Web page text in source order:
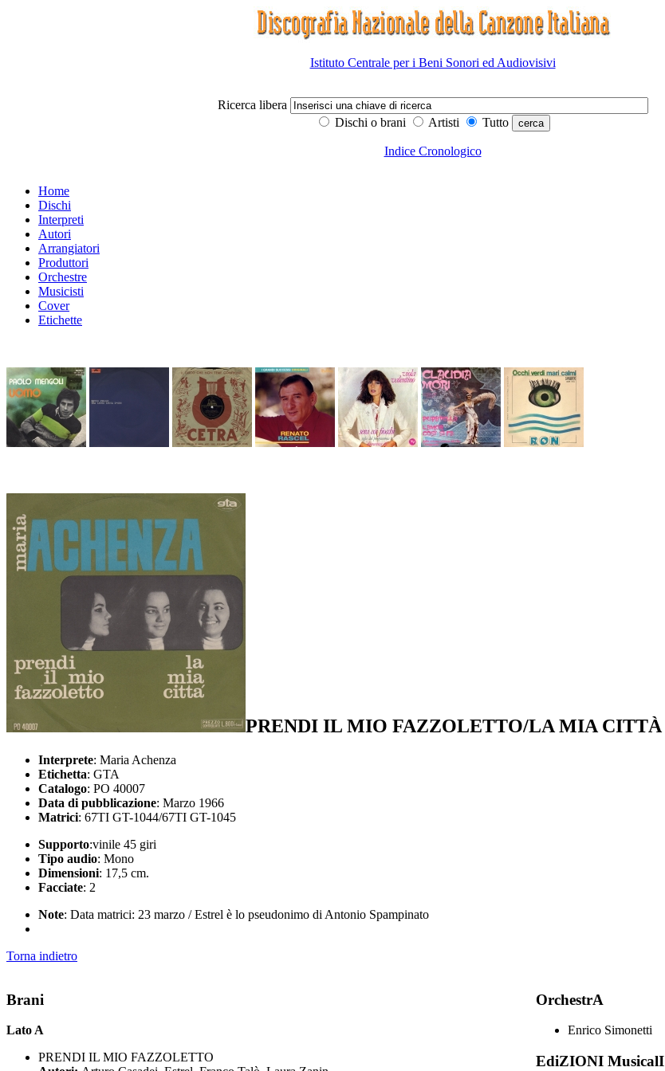
Istituto Centrale per i Beni Sonori ed Audiovisivi
Ricerca libera
Dischi o brani
Artisti Tutto
Indice Cronologico
Home
Dischi
Interpreti
Autori
Arrangiatori
Produttori
Orchestre
Musicisti
Cover
Etichette
PRENDI IL MIO FAZZOLETTO/LA MIA CITTÀ
Interprete: Maria Achenza
Etichetta: GTA
Catalogo: PO 40007
Data di pubblicazione: Marzo 1966
Matrici: 67TI GT-1044/67TI GT-1045
Supporto:vinile 45 giri
Tipo audio: Mono
Dimensioni: 17,5 cm.
Facciate: 2
Note: Data matrici: 23 marzo / Estrel è lo pseudonimo di Antonio Spampinato
Torna indietro
Brani
Lato A
PRENDI IL MIO FAZZOLETTO
OrchestrA
Enrico Simonetti
EdiZIONI MusicalI